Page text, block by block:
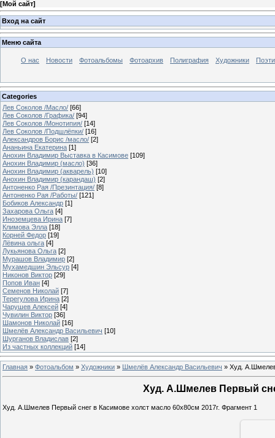
[Мой сайт]
Вход на сайт
Меню сайта
О нас Новости Фотоальбомы Фотоархив Полиграфия Художники
Categories
Лев Соколов /Масло/ [66]
Лев Соколов /Графика/ [94]
Лев Соколов /Монотипия/ [14]
Лев Соколов /Подшлёпки/ [16]
Александров Борис /масло/ [2]
Ананьина Екатерина [1]
Анохин Владимир Выставка в Касимове [109]
Анохин Владимир (масло) [36]
Анохин Владимир (акварель) [10]
Анохин Владимир (карандаш) [2]
Антоненко Рая /Презинтация/ [8]
Антоненко Рая /Работы/ [121]
Бобиков Александр [1]
Захарова Ольга [4]
Иноземцева Ирина [7]
Климова Элла [18]
Корней Федор [19]
Лёвина ольга [4]
Лукьянова Ольга [2]
Мурашов Владимир [2]
Мухамедшин Эльсур [4]
Никонов Виктор [29]
Попов Иван [4]
Семенов Николай [7]
Терегулова Ирина [2]
Чарушев Алексей [4]
Чувилин Виктор [36]
Шамонов Николай [16]
Шмелёв Александр Васильевич [10]
Шурганов Владислав [2]
Из частных коллекций [14]
Главная » Фотоальбом » Художники » Шмелёв Александр Васильевич » Худ.
Худ. А.Шмелев Первый
Худ. А.Шмелев Первый снег в Касимове холст масло 60х80см 2017г. Фрагмент 1